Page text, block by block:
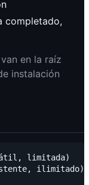
completado,
en la raíz
instalación
limitada)
ilimitado)